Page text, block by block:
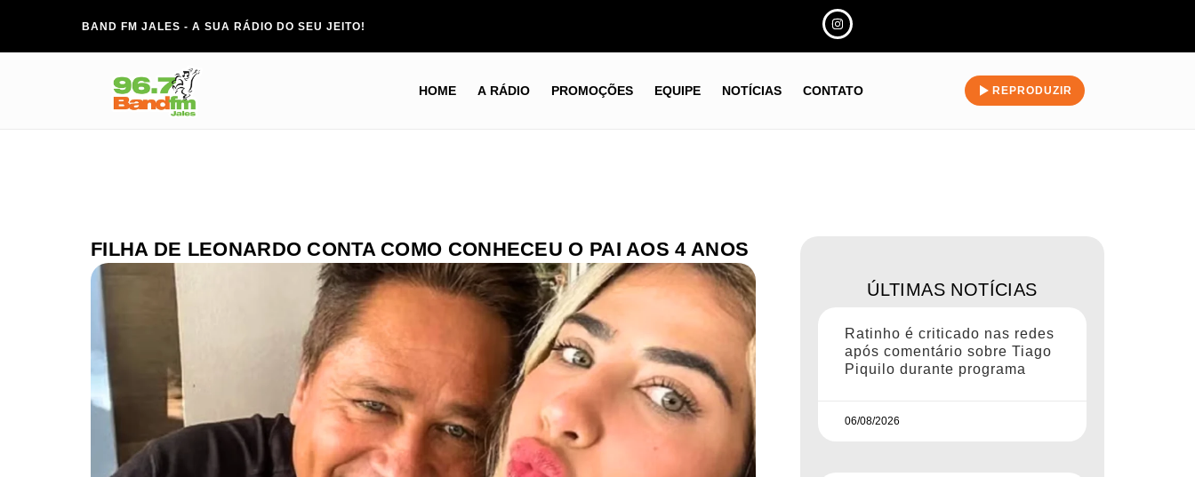
BAND FM JALES - A SUA RÁDIO DO SEU JEITO!
HOME A RÁDIO PROMOÇÕES EQUIPE NOTÍCIAS CONTATO REPRODUZIR
FILHA DE LEONARDO CONTA COMO CONHECEU O PAI AOS 4 ANOS
ÚLTIMAS NOTÍCIAS
Ratinho é criticado nas redes
após comentário sobre Tiago
Piquilo durante programa
06/08/2026